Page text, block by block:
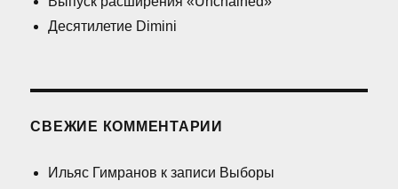
Десятилетие Dimini
СВЕЖИЕ КОММЕНТАРИИ
Ильяс Гимранов к записи Выборы